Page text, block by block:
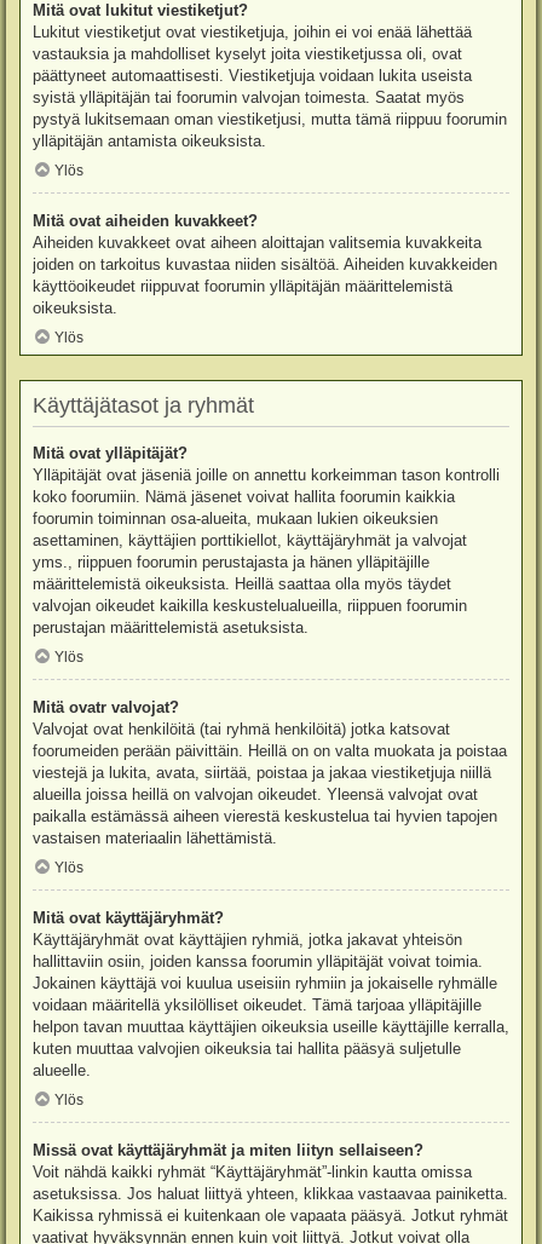
Mitä ovat lukitut viestiketjut?
Lukitut viestiketjut ovat viestiketjuja, joihin ei voi enää lähettää
vastauksia ja mahdolliset kyselyt joita viestiketjussa oli, ovat
päättyneet automaattisesti. Viestiketjuja voidaan lukita useista
syistä ylläpitäjän tai foorumin valvojan toimesta. Saatat myös
pystyä lukitsemaan oman viestiketjusi, mutta tämä riippuu foorumin
ylläpitäjän antamista oikeuksista.
Ylös
Mitä ovat aiheiden kuvakkeet?
Aiheiden kuvakkeet ovat aiheen aloittajan valitsemia kuvakkeita
joiden on tarkoitus kuvastaa niiden sisältöä. Aiheiden kuvakkeiden
käyttöoikeudet riippuvat foorumin ylläpitäjän määrittelemistä
oikeuksista.
Ylös
Käyttäjätasot ja ryhmät
Mitä ovat ylläpitäjät?
Ylläpitäjät ovat jäseniä joille on annettu korkeimman tason kontrolli
koko foorumiin. Nämä jäsenet voivat hallita foorumin kaikkia
foorumin toiminnan osa-alueita, mukaan lukien oikeuksien
asettaminen, käyttäjien porttikiellot, käyttäjäryhmät ja valvojat
yms., riippuen foorumin perustajasta ja hänen ylläpitäjille
määrittelemistä oikeuksista. Heillä saattaa olla myös täydet
valvojan oikeudet kaikilla keskustelualueilla, riippuen foorumin
perustajan määrittelemistä asetuksista.
Ylös
Mitä ovatr valvojat?
Valvojat ovat henkilöitä (tai ryhmä henkilöitä) jotka katsovat
foorumeiden perään päivittäin. Heillä on on valta muokata ja poistaa
viestejä ja lukita, avata, siirtää, poistaa ja jakaa viestiketjuja niillä
alueilla joissa heillä on valvojan oikeudet. Yleensä valvojat ovat
paikalla estämässä aiheen vierestä keskustelua tai hyvien tapojen
vastaisen materiaalin lähettämistä.
Ylös
Mitä ovat käyttäjäryhmät?
Käyttäjäryhmät ovat käyttäjien ryhmiä, jotka jakavat yhteisön
hallittaviin osiin, joiden kanssa foorumin ylläpitäjät voivat toimia.
Jokainen käyttäjä voi kuulua useisiin ryhmiin ja jokaiselle ryhmälle
voidaan määritellä yksilölliset oikeudet. Tämä tarjoaa ylläpitäjille
helpon tavan muuttaa käyttäjien oikeuksia useille käyttäjille kerralla,
kuten muuttaa valvojien oikeuksia tai hallita pääsyä suljetulle
alueelle.
Ylös
Missä ovat käyttäjäryhmät ja miten liityn sellaiseen?
Voit nähdä kaikki ryhmät “Käyttäjäryhmät”-linkin kautta omissa
asetuksissa. Jos haluat liittyä yhteen, klikkaa vastaavaa painiketta.
Kaikissa ryhmissä ei kuitenkaan ole vapaata pääsyä. Jotkut ryhmät
vaativat hyväksynnän ennen kuin voit liittyä. Jotkut voivat olla